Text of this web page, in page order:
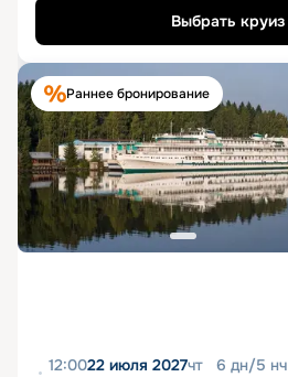
Выбрать круиз
Раннее бронирование
12:0022 июля 2027чт 6 дн/5 нч